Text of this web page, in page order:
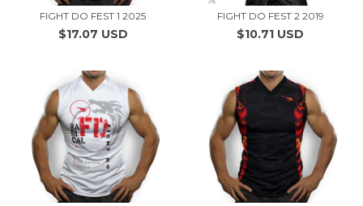
FIGHT DO FEST 1 2025
$17.07 USD
FIGHT DO FEST 2 2019
$10.71 USD